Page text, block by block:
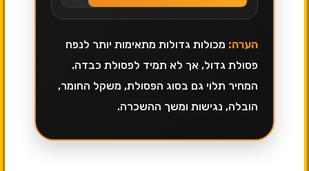
הערה: מכולות גדולות מתאימות יותר לנפח
פסולת גדול, אך לא תמיד לפסולת כבדה.
המחיר תלוי גם בסוג הפסולת, משקל החומר,
הובלה, נגישות ומשך ההשכרה.